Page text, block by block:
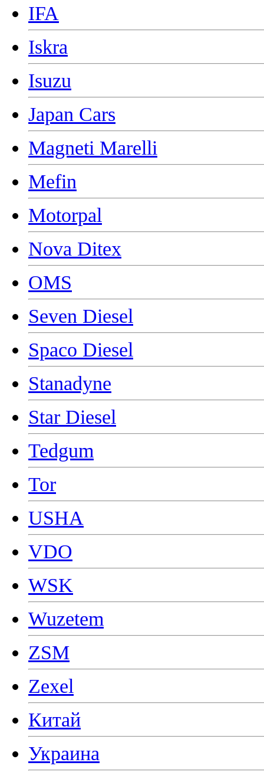
IFA
Iskra
Isuzu
Japan Cars
Magneti Marelli
Mefin
Motorpal
Nova Ditex
OMS
Seven Diesel
Spaco Diesel
Stanadyne
Star Diesel
Tedgum
Tor
USHA
VDO
WSK
Wuzetem
ZSM
Zexel
Китай
Украина